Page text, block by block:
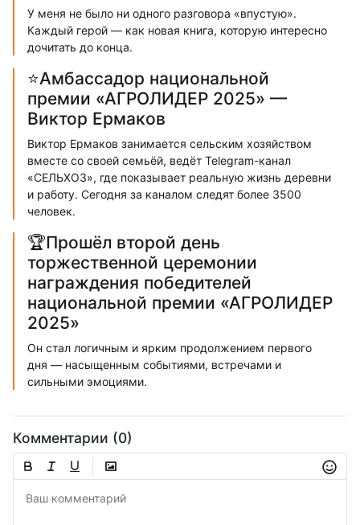
У меня не было ни одного разговора «впустую».
Каждый герой — как новая книга, которую интересно
дочитать до конца.
⭐️Амбассадор национальной
премии «АГРОЛИДЕР 2025» —
Виктор Ермаков
Виктор Ермаков занимается сельским хозяйством
вместе со своей семьёй, ведёт Telegram-канал
«СЕЛЬХОЗ», где показывает реальную жизнь деревни
и работу. Сегодня за каналом следят более 3500
человек.
🏆Прошёл второй день
торжественной церемонии
награждения победителей
национальной премии «АГРОЛИДЕР
2025»
Он стал логичным и ярким продолжением первого
дня — насыщенным событиями, встречами и
сильными эмоциями.
Комментарии (0)